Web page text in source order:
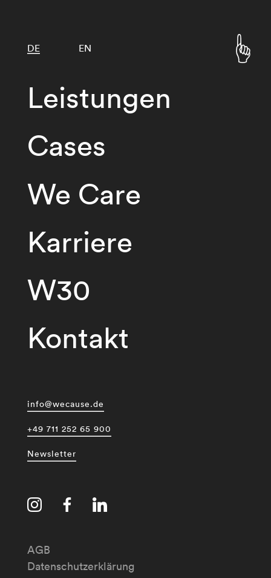
Leistungen
Cases
We Care
Karriere
W30
Kontakt
DE EN
info@wecause.de
+49 711 252 65 900
Newsletter
AGB
Datenschutzerklärung